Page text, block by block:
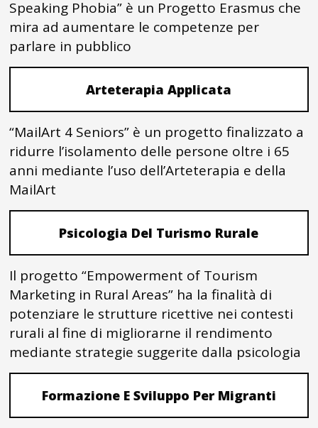
Speaking Phobia” è un Progetto Erasmus che
mira ad aumentare le competenze per
parlare in pubblico
Arteterapia Applicata
“MailArt 4 Seniors” è un progetto finalizzato a
ridurre l’isolamento delle persone oltre i 65
anni mediante l’uso dell’Arteterapia e della
MailArt
Psicologia Del Turismo Rurale
Il progetto “Empowerment of Tourism
Marketing in Rural Areas” ha la finalità di
potenziare le strutture ricettive nei contesti
rurali al fine di migliorarne il rendimento
mediante strategie suggerite dalla psicologia
Formazione E Sviluppo Per Migranti